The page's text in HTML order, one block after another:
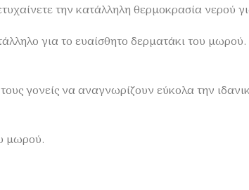
την κατάλληλη θερμοκρασία νερού
για το ευαίσθητο δερματάκι του
γονείς να αναγνωρίζουν εύκολα την
μωρού.